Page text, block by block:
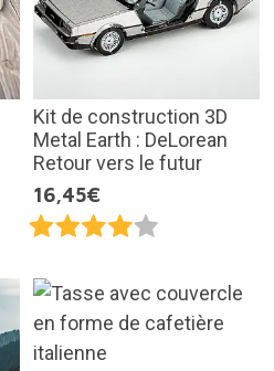
Kit de construction 3D
Metal Earth : DeLorean
Retour vers le futur
16,45€